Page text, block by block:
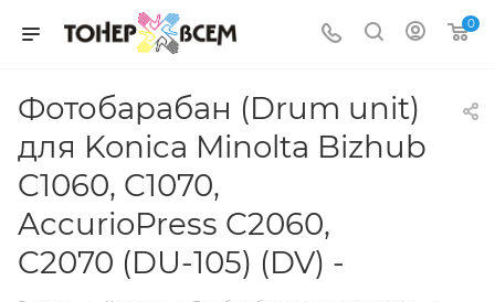
0
Фотобарабан (Drum unit)
для Konica Minolta Bizhub
C1060, C1070,
AccurioPress C2060,
C2070 (DU-105) (DV) -